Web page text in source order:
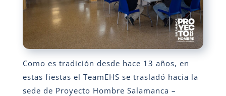
Como es tradición desde hace 13 años, en
estas fiestas el TeamEHS se trasladó hacia la
sede de Proyecto Hombre Salamanca –